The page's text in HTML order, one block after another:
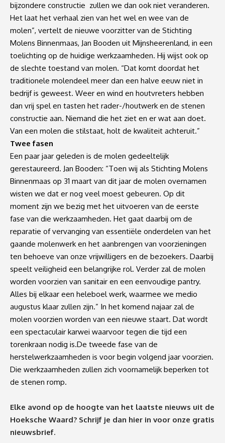
bijzondere constructie zullen we dan ook niet veranderen.
Het laat het verhaal zien van het wel en wee van de
molen”, vertelt de nieuwe voorzitter van de Stichting
Molens Binnenmaas, Jan Booden uit Mijnsheerenland, in een
toelichting op de huidige werkzaamheden. Hij wijst ook op
de slechte toestand van molen. “Dat komt doordat het
traditionele molendeel meer dan een halve eeuw niet in
bedrijf is geweest. Weer en wind en houtvreters hebben
dan vrij spel en tasten het rader-/houtwerk en de stenen
constructie aan. Niemand die het ziet en er wat aan doet.
Van een molen die stilstaat, holt de kwaliteit achteruit.”
Twee fasen
Een paar jaar geleden is de molen gedeeltelijk
gerestaureerd. Jan Booden: “Toen wij als Stichting Molens
Binnenmaas op 31 maart van dit jaar de molen overnamen
wisten we dat er nog veel moest gebeuren. Op dit
moment zijn we bezig met het uitvoeren van de eerste
fase van die werkzaamheden. Het gaat daarbij om de
reparatie of vervanging van essentiële onderdelen van het
gaande molenwerk en het aanbrengen van voorzieningen
ten behoeve van onze vrijwilligers en de bezoekers. Daarbij
speelt veiligheid een belangrijke rol. Verder zal de molen
worden voorzien van sanitair en een eenvoudige pantry.
Alles bij elkaar een heleboel werk, waarmee we medio
augustus klaar zullen zijn.” In het komend najaar zal de
molen voorzien worden van een nieuwe staart. Dat wordt
een spectaculair karwei waarvoor tegen die tijd een
torenkraan nodig is.De tweede fase van de
herstelwerkzaamheden is voor begin volgend jaar voorzien.
Die werkzaamheden zullen zich voornamelijk beperken tot
de stenen romp.
Elke avond op de hoogte van het laatste nieuws uit de
Hoeksche Waard? Schrijf je dan hier in voor onze gratis
nieuwsbrief.